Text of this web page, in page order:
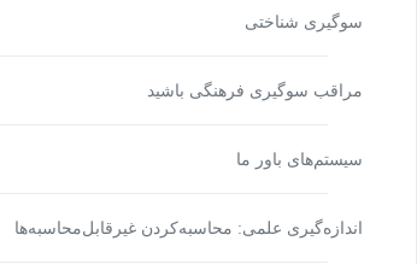
سوگیری شناختی
مراقب سوگیری فرهنگی باشید
سیستم‌های باور ما
اندازه‌گیری علمی: محاسبه‌کردن غیرقابل‌محاسبه‌ها